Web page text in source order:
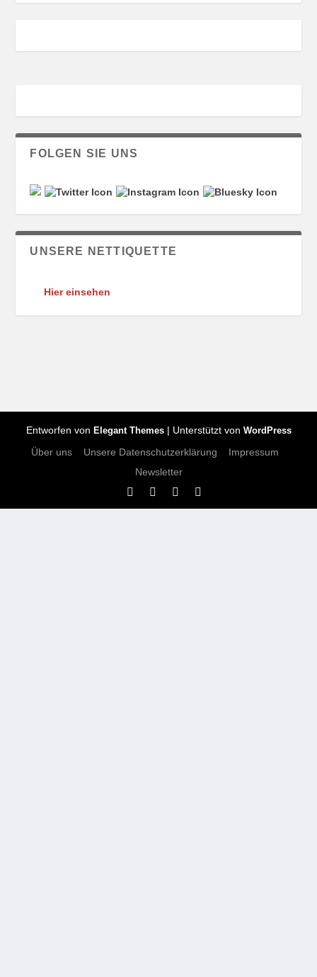
FOLGEN SIE UNS
UNSERE NETTIQUETTE
Hier einsehen
Entworfen von Elegant Themes| Unterstützt von WordPress
Über uns Unsere Datenschutzerklärung
Impressum
Newsletter